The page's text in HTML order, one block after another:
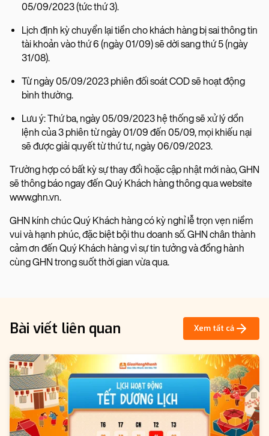
05/09/2023 (tức thứ 3).
Lịch định kỳ chuyển lại tiền cho khách hàng bị sai thông tin
tài khoản vào thứ 6 (ngày 01/09) sẽ dời sang thứ 5 (ngày
31/08).
Từ ngày 05/09/2023 phiên đối soát COD sẽ hoạt động
bình thường.
Lưu ý: Thứ ba, ngày 05/09/2023 hệ thống sẽ xử lý dồn
lệnh của 3 phiên từ ngày 01/09 đến 05/09, mọi khiếu nại
sẽ được giải quyết từ thứ tư, ngày 06/09/2023.
Trường hợp có bất kỳ sự thay đổi hoặc cập nhật mới nào, GHN
sẽ thông báo ngay đến Quý Khách hàng thông qua website
www.ghn.vn.
GHN kính chúc Quý Khách hàng có kỳ nghỉ lễ trọn vẹn niềm
vui và hạnh phúc, đặc biệt bội thu doanh số. GHN chân thành
cảm ơn đến Quý Khách hàng vì sự tin tưởng và đồng hành
cùng GHN trong suốt thời gian vừa qua.
Bài viết liên quan Xem tất cả